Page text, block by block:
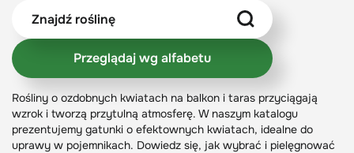
Przeglądaj wg alfabetu
Rośliny o ozdobnych kwiatach na balkon i taras przyciągają
wzrok i tworzą przytulną atmosferę. W naszym katalogu
prezentujemy gatunki o efektownych kwiatach, idealne do
uprawy w pojemnikach. Dowiedz się, jak wybrać i pielęgnować